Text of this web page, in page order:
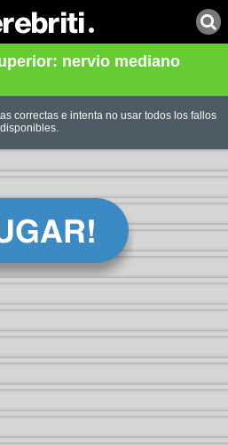
nervio mediano
correctas e intenta no usar todos los fallos
disponibles.